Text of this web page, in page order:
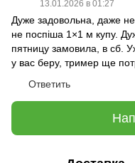
13.01.2026 в 01:27
Дуже задовольна, даже не
не поспіша 1×1 м купу.
пятницу замовила, в сб.
у вас беру, тример ще
Ответить